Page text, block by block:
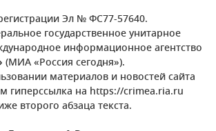
Эл № ФС77-57640.
государственное унитарное
информационное агентство
(МИА «Россия сегодня»).
материалов и новостей сайта
гиперссылка на https://crimea.ria.ru
второго абзаца текста.